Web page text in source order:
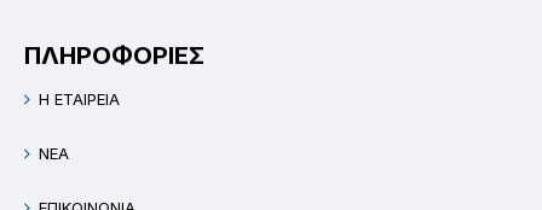
ΠΛΗΡΟΦΟΡΙΕΣ
Η ΕΤΑΙΡΕΙΑ
ΝΕΑ